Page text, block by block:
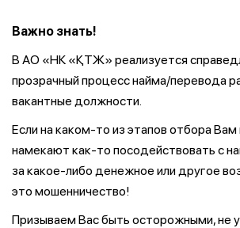
Важно знать!
В АО «НК «ҚТЖ» реализуется
прозрачный процесс найма/перевода
вакантные должности.
Если на каком-то из этапов отбора
намекают как-то посодействовать с
за какое-либо денежное или другое
это мошенничество!
Призываем Вас быть осторожными, не